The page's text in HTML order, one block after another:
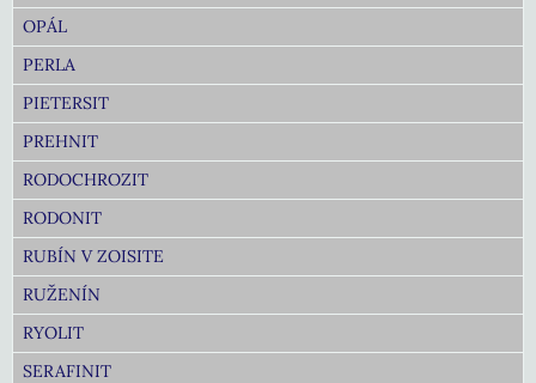
OPÁL
PERLA
PIETERSIT
PREHNIT
RODOCHROZIT
RODONIT
RUBÍN V ZOISITE
RUŽENÍN
RYOLIT
SERAFINIT